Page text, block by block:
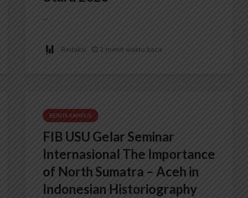
...
Redaksi 2 menit waktu baca
BERITA KAMPUS
FIB USU Gelar Seminar
Internasional The Importance
of North Sumatra – Aceh in
Indonesian Historiography